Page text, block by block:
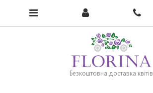
Безкоштовна доставка квітів
To open the menu, click here →